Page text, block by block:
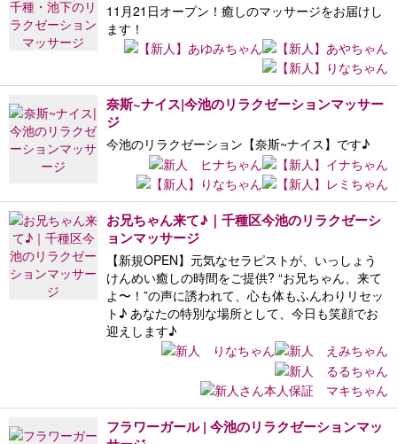
11月21日オープン！癒しのマッサージをお届けし
ます！
奈斯~ナイス|今池のリラクゼーションマッサー
ジ
今池のリラクゼーション【奈斯~ナイス】です♪
お兄ちゃん来て♪｜千種区今池のリラクゼーシ
ョンマッサージ
【新規OPEN】元気なセラピストが、いっしょう
けんめい癒しの時間をご提供? “お兄ちゃん、来て
よ〜！”の声に誘われて、心も体もふんわりリセッ
ト♪ あなたの特別な場所として、今日も笑顔でお
迎えします♪
フラワーガール | 今池のリラクゼーションマッ